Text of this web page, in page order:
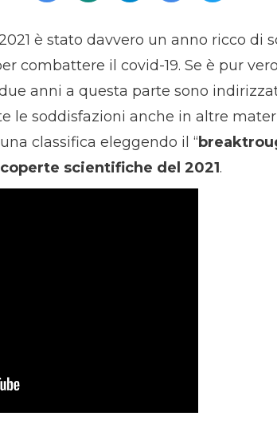
è stato davvero un anno ricco di
combattere il covid-19. Se è pur
anni a questa parte sono
le soddisfazioni anche in altre
classifica eleggendo il “
scientifiche del 2021.